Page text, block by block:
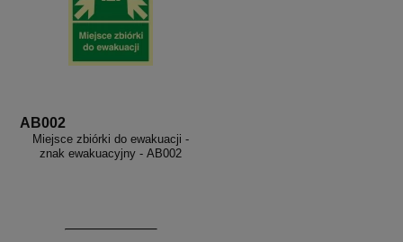
AB002
Miejsce zbiórki do ewakuacji -
znak ewakuacyjny - AB002